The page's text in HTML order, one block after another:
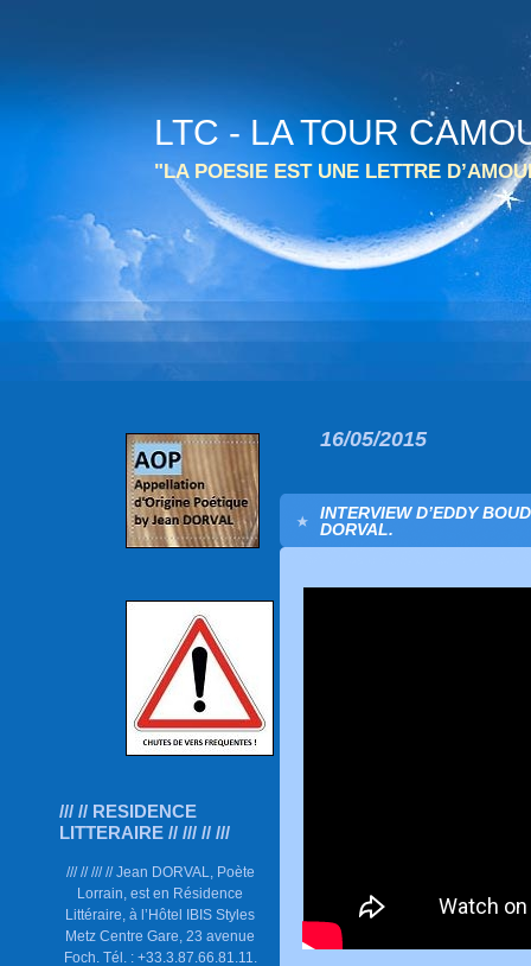
LTC - LA TOUR
"LA POESIE EST UNE LETTRE
/// // RESIDENCE
LITTERAIRE // /// // ///
/// // /// // Jean DORVAL, Poète
Lorrain, est en Résidence
Littéraire, à l’Hôtel IBIS Styles
Metz Centre Gare, 23 avenue
Foch. Tél. : +33.3.87.66.81.11.
16/05/2015
INTERVIEW D’EDDY
DORVAL.